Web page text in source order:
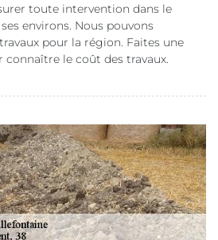
toute intervention dans le
environs. Nous pouvons
pour la région. Faites une
connaître le coût des travaux.